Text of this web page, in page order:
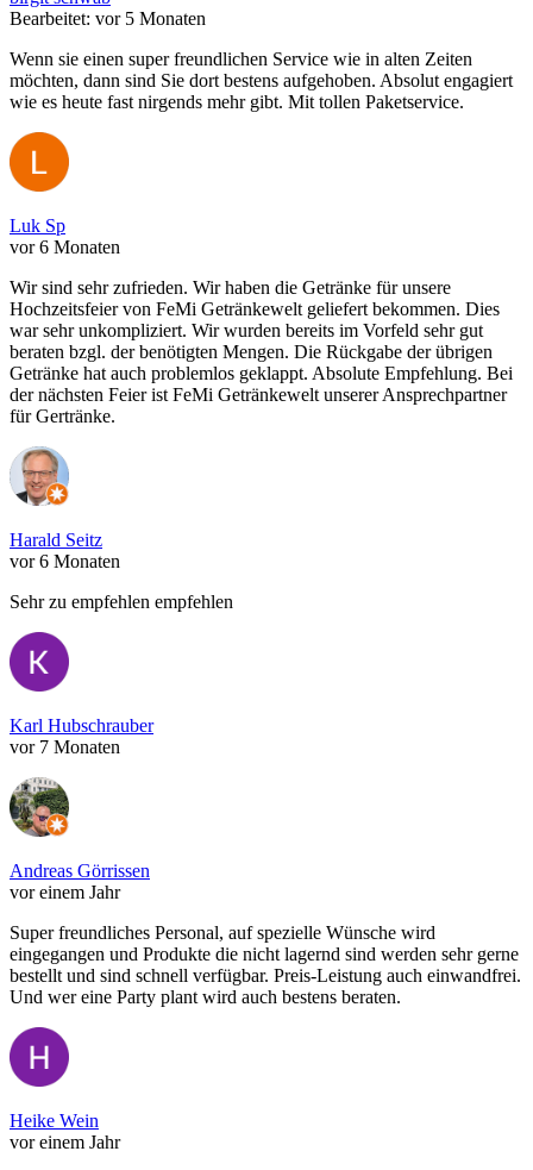
Bearbeitet: vor 5 Monaten
Wenn sie einen super freundlichen Service wie in alten Zeiten
möchten, dann sind Sie dort bestens aufgehoben. Absolut engagiert
wie es heute fast nirgends mehr gibt. Mit tollen Paketservice.
Luk Sp
vor 6 Monaten
Wir sind sehr zufrieden. Wir haben die Getränke für unsere
Hochzeitsfeier von FeMi Getränkewelt geliefert bekommen. Dies
war sehr unkompliziert. Wir wurden bereits im Vorfeld sehr gut
beraten bzgl. der benötigten Mengen. Die Rückgabe der übrigen
Getränke hat auch problemlos geklappt. Absolute Empfehlung. Bei
der nächsten Feier ist FeMi Getränkewelt unserer Ansprechpartner
für Gertränke.
Harald Seitz
vor 6 Monaten
Sehr zu empfehlen empfehlen
Karl Hubschrauber
vor 7 Monaten
Andreas Görrissen
vor einem Jahr
Super freundliches Personal, auf spezielle Wünsche wird
eingegangen und Produkte die nicht lagernd sind werden sehr gerne
bestellt und sind schnell verfügbar. Preis-Leistung auch einwandfrei.
Und wer eine Party plant wird auch bestens beraten.
Heike Wein
vor einem Jahr